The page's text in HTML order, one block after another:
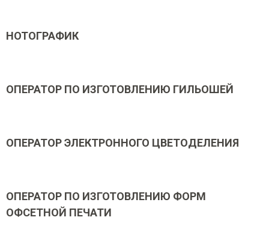
НОТОГРАФИК
ОПЕРАТОР ПО ИЗГОТОВЛЕНИЮ ГИЛЬОШЕЙ
ОПЕРАТОР ЭЛЕКТРОННОГО ЦВЕТОДЕЛЕНИЯ
ОПЕРАТОР ПО ИЗГОТОВЛЕНИЮ ФОРМ
ОФСЕТНОЙ ПЕЧАТИ